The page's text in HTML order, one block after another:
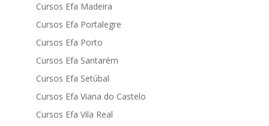
Cursos Efa Madeira
Cursos Efa Portalegre
Cursos Efa Porto
Cursos Efa Santarém
Cursos Efa Setúbal
Cursos Efa Viana do Castelo
Cursos Efa Vila Real